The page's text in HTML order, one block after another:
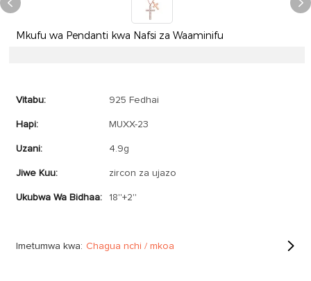
Mkufu wa Pendanti kwa Nafsi za Waaminifu
Vitabu: 925 Fedhai
Hapi: MUXX-23
Uzani: 4.9g
Jiwe Kuu: zircon za ujazo
Ukubwa Wa Bidhaa: 18''+2''
Imetumwa kwa: Chagua nchi / mkoa